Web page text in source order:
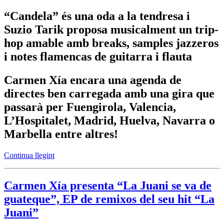
“Candela” és una oda a la tendresa i
Suzio Tarik proposa musicalment un trip-
hop amable amb breaks, samples jazzeros
i notes flamencas de guitarra i flauta
Carmen Xía encara una agenda de
directes ben carregada amb una gira que
passarà per Fuengirola, Valencia,
L’Hospitalet, Madrid, Huelva, Navarra o
Marbella entre altres!
Continua llegint
Carmen Xía presenta “La Juani se va de
guateque”, EP de remixos del seu hit “La
Juani”